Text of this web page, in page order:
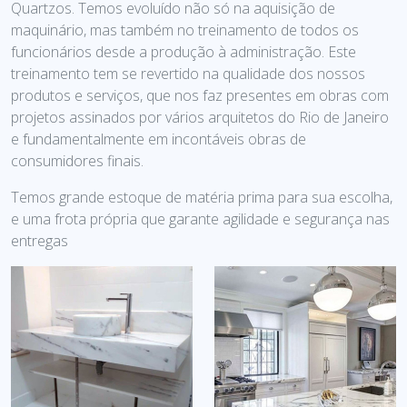
Quartzos. Temos evoluído não só na aquisição de
maquinário, mas também no treinamento de todos os
funcionários desde a produção à administração. Este
treinamento tem se revertido na qualidade dos nossos
produtos e serviços, que nos faz presentes em obras com
projetos assinados por vários arquitetos do Rio de Janeiro
e fundamentalmente em incontáveis obras de
consumidores finais.
Temos grande estoque de matéria prima para sua escolha,
e uma frota própria que garante agilidade e segurança nas
entregas